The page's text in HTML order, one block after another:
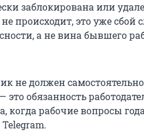
заблокирована или
происходит, это уже сбой
а не вина бывшего
не должен
обязанность
когда рабочие вопросы